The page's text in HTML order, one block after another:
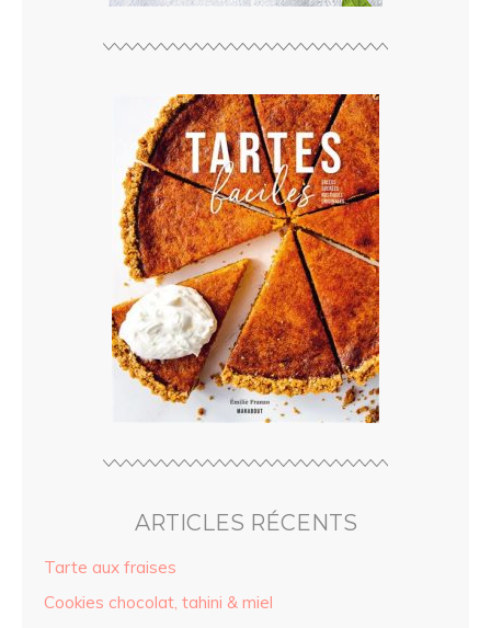
ARTICLES RÉCENTS
Tarte aux fraises
Cookies chocolat, tahini & miel